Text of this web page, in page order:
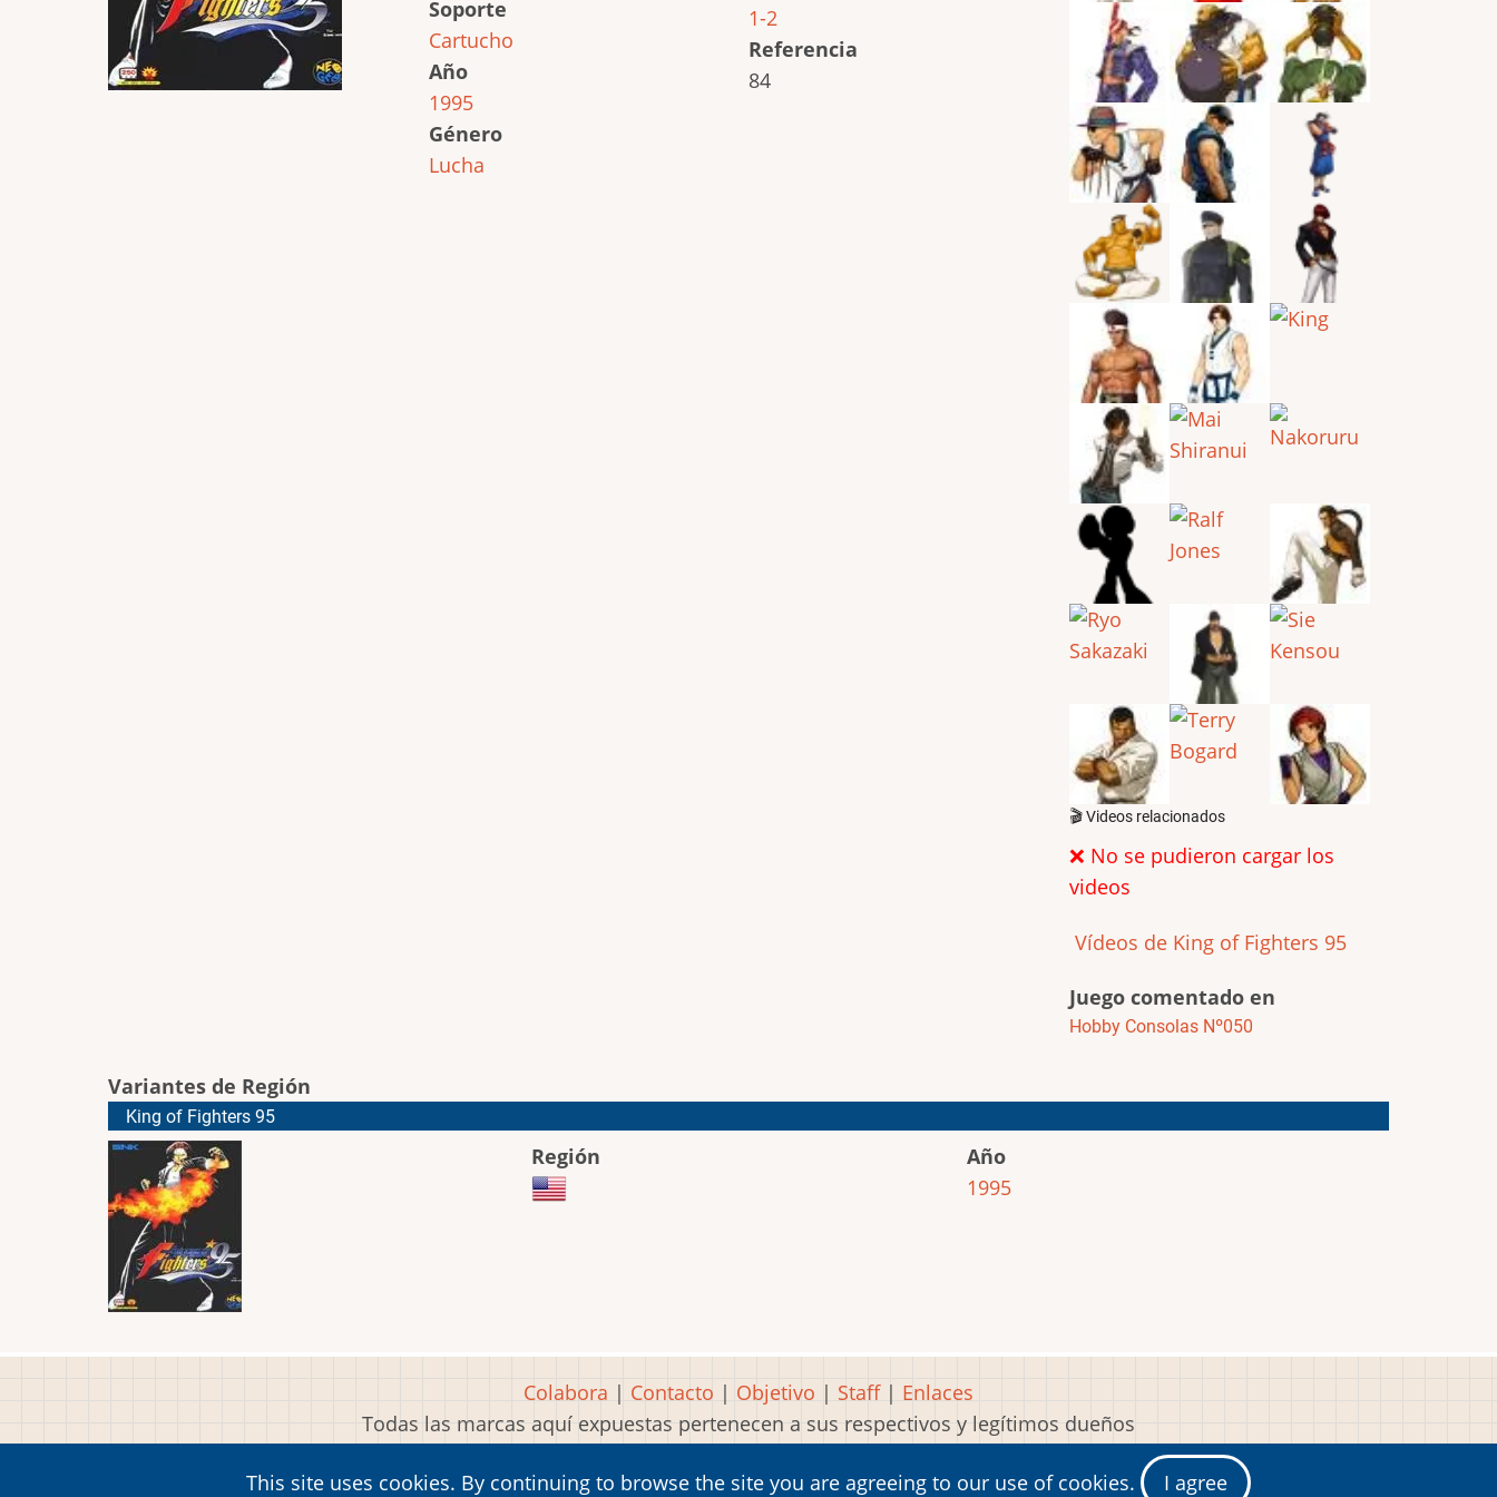
Soporte
Cartucho
Año
1995
Género
Lucha
1-2
Referencia
84
🎬 Videos relacionados
❌ No se pudieron cargar los
videos
Vídeos de King of Fighters 95
Juego comentado en
Hobby Consolas Nº050
Variantes de Región
King of Fighters 95
Región
Año
1995
Colabora | Contacto | Objetivo | Staff| Enlaces
Todas las marcas aquí expuestas pertenecen a sus respectivos y legítimos dueños
2001-2026 Museo del Videojuego®
This site uses cookies. By continuing to browse the site you are agreeing to our use of cookies. I agree